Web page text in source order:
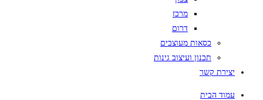
מרכז
דרום
כסאות מעוצבים
תכנון ועיצוב גינות
יצירת קשר
עמוד הבית